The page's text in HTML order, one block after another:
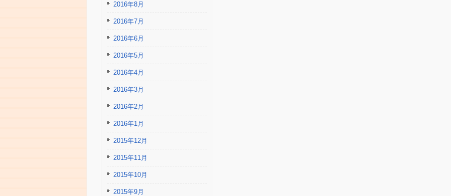
2016年8月
2016年7月
2016年6月
2016年5月
2016年4月
2016年3月
2016年2月
2016年1月
2015年12月
2015年11月
2015年10月
2015年9月